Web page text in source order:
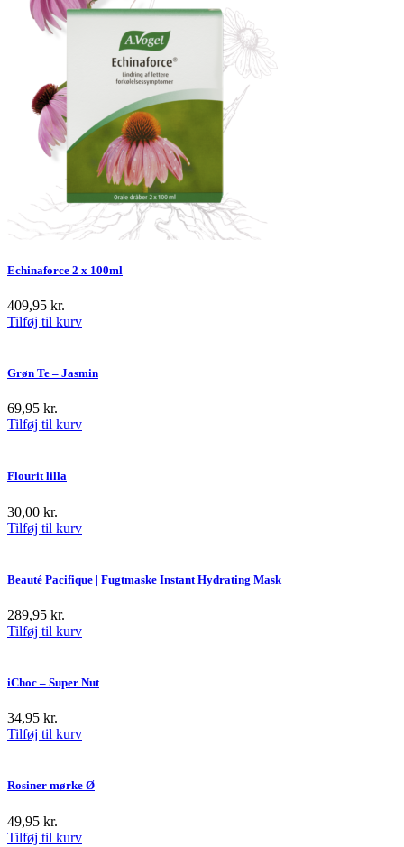
Echinaforce 2 x 100ml
409,95 kr.
Tilføj til kurv
Grøn Te – Jasmin
69,95 kr.
Tilføj til kurv
Flourit lilla
30,00 kr.
Tilføj til kurv
Beauté Pacifique | Fugtmaske Instant Hydrating Mask
289,95 kr.
Tilføj til kurv
iChoc – Super Nut
34,95 kr.
Tilføj til kurv
Rosiner mørke Ø
49,95 kr.
Tilføj til kurv